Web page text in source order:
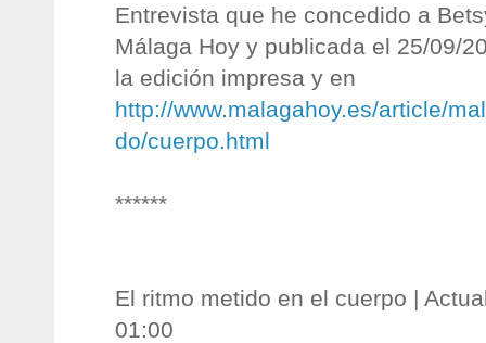
Entrevista que he concedido a
Málaga Hoy y publicada el 25/09/
la edición impresa y en
http://www.malagahoy.es/article/
do/cuerpo.html
******
El ritmo metido en el cuerpo |
01:00